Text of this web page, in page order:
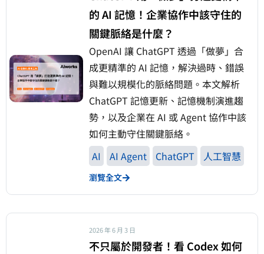
的 AI 記憶！企業協作中該守住的
關鍵脈絡是什麼？
OpenAI 讓 ChatGPT 透過「做夢」合
成更精準的 AI 記憶，解決過時、錯誤
與難以規模化的脈絡問題。本文解析
ChatGPT 記憶更新、記憶機制演進趨
勢，以及企業在 AI 或 Agent 協作中該
如何主動守住關鍵脈絡。
AI
AI Agent ChatGPT 人工智慧
瀏覽全文
2026 年 6 月 3 日
不只屬於開發者！看 Codex 如何